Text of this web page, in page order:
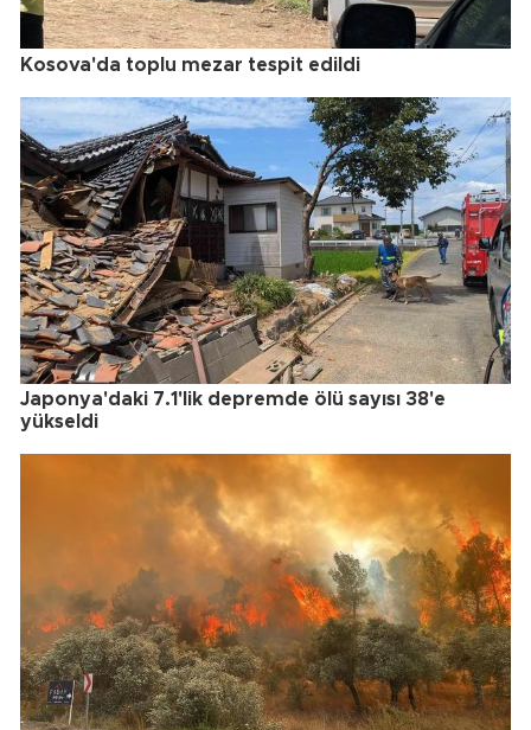
Kosova'da toplu mezar tespit edildi
Japonya'daki 7.1'lik depremde ölü sayısı 38'e
yükseldi